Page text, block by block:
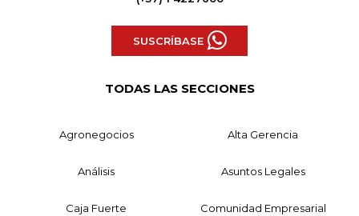
SUSCRÍBASE
TODAS LAS SECCIONES
Agronegocios Alta Gerencia
Análisis Asuntos Legales
Caja Fuerte Comunidad Empresarial